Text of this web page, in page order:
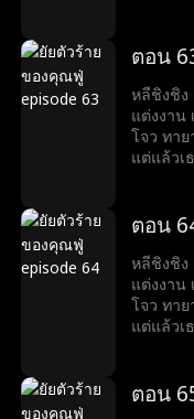
ตอน
หลีชิงชิง
แต่งงาน
โจว ทา
แต่แล้วเ
ตอน
หลีชิงชิง
แต่งงาน
โจว ทา
แต่แล้วเ
ตอน